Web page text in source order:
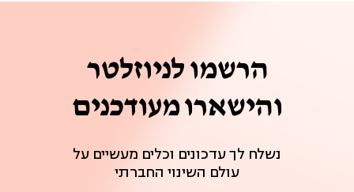
הרשמו לניוזלטר
והישארו מעודכנים
נשלח לך עדכונים וכלים מעשיים על
עולם השינוי החברתי